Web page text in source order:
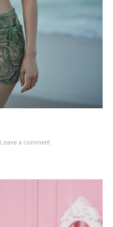
Leave a comment